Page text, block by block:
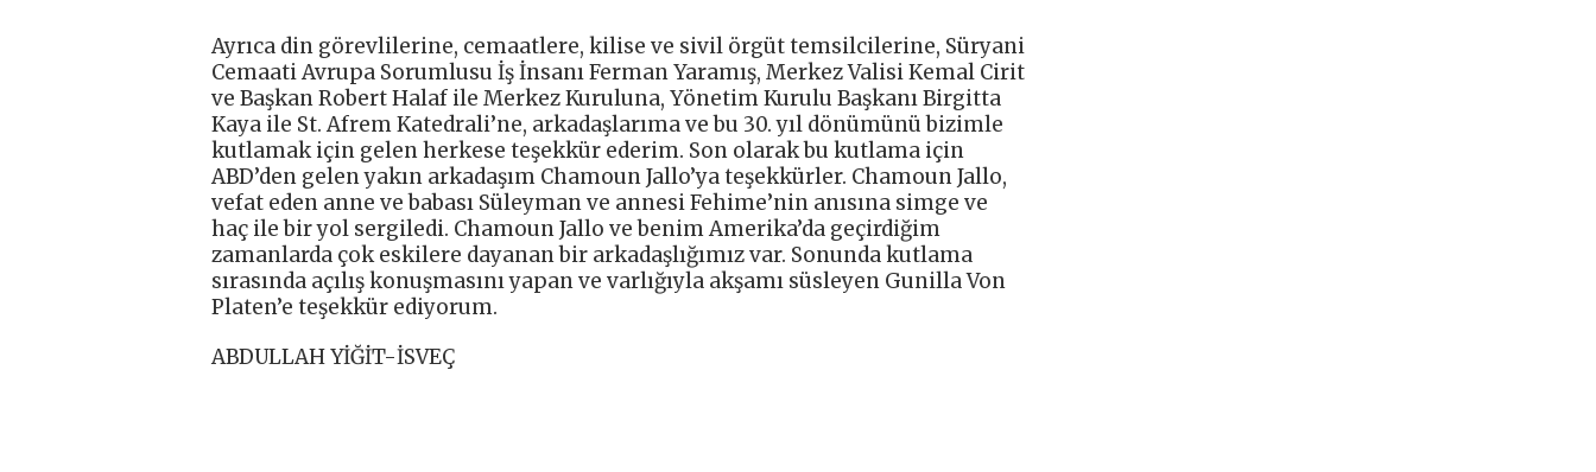
Ayrıca din görevlilerine, cemaatlere, kilise ve sivil örgüt temsilcilerine, Süryani
Cemaati Avrupa Sorumlusu İş İnsanı Ferman Yaramış, Merkez Valisi Kemal Cirit
ve Başkan Robert Halaf ile Merkez Kuruluna, Yönetim Kurulu Başkanı Birgitta
Kaya ile St. Afrem Katedrali’ne, arkadaşlarıma ve bu 30. yıl dönümünü bizimle
kutlamak için gelen herkese teşekkür ederim. Son olarak bu kutlama için
ABD’den gelen yakın arkadaşım Chamoun Jallo’ya teşekkürler. Chamoun Jallo,
vefat eden anne ve babası Süleyman ve annesi Fehime’nin anısına simge ve
haç ile bir yol sergiledi. Chamoun Jallo ve benim Amerika’da geçirdiğim
zamanlarda çok eskilere dayanan bir arkadaşlığımız var. Sonunda kutlama
sırasında açılış konuşmasını yapan ve varlığıyla akşamı süsleyen Gunilla Von
Platen’e teşekkür ediyorum.
ABDULLAH YİĞİT-İSVEÇ